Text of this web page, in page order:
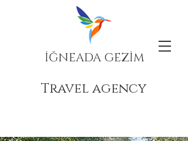
İĞNEADA GEZİM
Travel agency